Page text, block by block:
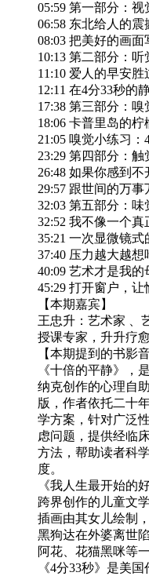
05:59 第一部分：视
06:58 东北给人的
08:03 把美好的画
10:13 第二部分：
11:10 爱人的早安
12:11 在4分33秒的
17:38 第三部分：
18:06 卡普里岛的柠
21:05 嗅觉小练习：
23:29 第四部分：触
26:48 如果你感到
29:57 跟世间的万事
32:03 第五部分：味
32:52 我不像一个真
35:21 一次显微镜式
37:40 压力越大越想
40:09 艺术才是我的
45:29 打开窗户，
【本期嘉宾】
王忠升：艺术家 、
授课专家，升升疗
【本期提到的书影音
《十倍的平静》，
纳克创作的心理自
版，作者依托二十
学方案，针对广泛
虑问题，提供经临
方法，帮助读者科
度。
《我人生最开始的
跨界创作的儿童文
插画由其女儿绘制
黑狗达在外婆离世
阿花、花猫黑咪等
《4分33秒》是美